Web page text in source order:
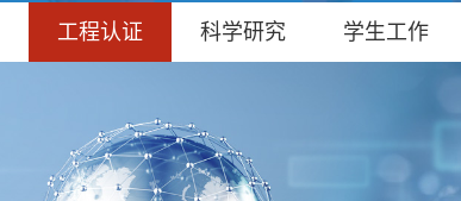
工程认证 科学研究 学生工作